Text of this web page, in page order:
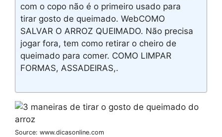
com o copo não é o primeiro usado para
tirar gosto de queimado. WebCOMO
SALVAR O ARROZ QUEIMADO. Não precisa
jogar fora, tem como retirar o cheiro de
queimado para comer. COMO LIMPAR
FORMAS, ASSADEIRAS,.
Source: www.dicasonline.com